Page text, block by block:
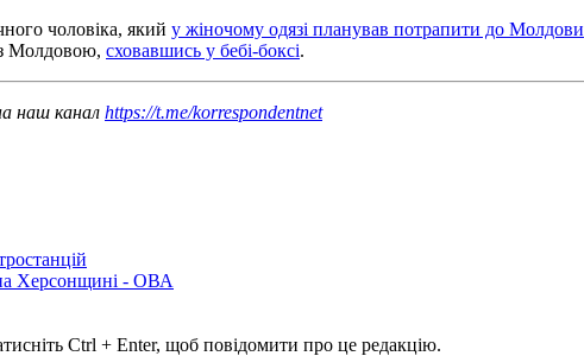
чоловіка, який у жіночому одязі планував потрапити до Молдови
Молдовою, сховавшись у бебі-боксі.
наш канал https://t.me/korrespondentnet
Херсонщині - ОВА
Ctrl + Enter, щоб повідомити про це редакцію.